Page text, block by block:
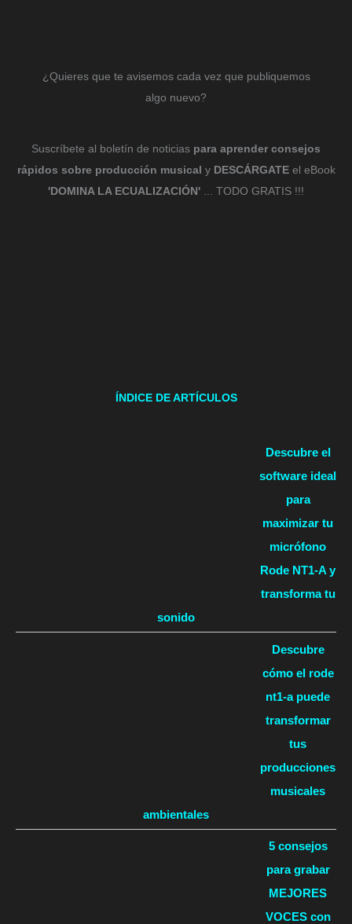
¿Quieres que te avisemos cada vez que publiquemos
algo nuevo?
Suscríbete al boletín de noticias para aprender consejos
rápidos sobre producción musical y DESCÁRGATEel eBook
'DOMINA LA ECUALIZACIÓN' ... TODO GRATIS !!!
ÍNDICE DE ARTÍCULOS
Descubre el
software ideal
para
maximizar tu
micrófono
Rode NT1-A y
transforma tu
sonido
Descubre
cómo el rode
nt1-a puede
transformar
tus
producciones
musicales
ambientales
5 consejos
para grabar
MEJORES
VOCES con